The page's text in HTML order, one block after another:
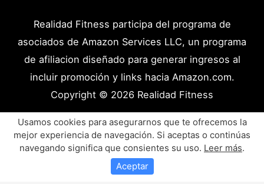
Realidad Fitness participa del programa de
asociados de Amazon Services LLC, un programa
de afiliacion diseñado para generar ingresos al
incluir promoción y links hacia Amazon.com.
Copyright © 2026 Realidad Fitness
Políticas de Privacidad – Términos y Condiciones
Disclaimer Médico
Contacto
Artículos
Productos y Recursos Recomendados
Usamos cookies para asegurarnos que te ofrecemos la
mejor experiencia de navegación. Si aceptas o continúas
navegando significa que consientes su uso. Leer más.
Aceptar